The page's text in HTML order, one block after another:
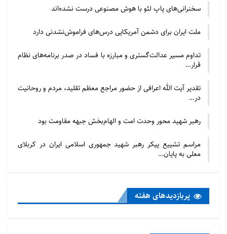
سخنرانی‌های پاپ لئو با هوش مصنوعی درست نشده‌اند
ملت ایران برای دشمن آمریکایی درس‌های فراموش‌نشدنی دارد
تداوم مسیر عدالت‌گستری و مبارزه با فساد در صدر برنامه‌های نظام
قرار…
تقدیر آیت الله اعرافی از حضور مراجع معظم تقلید، مردم و روحانیت
در…
رهبر شهید محور وحدت امت و الهام‌بخش جبهه مقاومت بود
مراسم تشییع پیکر رهبر شهید جمهوری اسلامی ایران در کربلای
معلی به پایان…
پربازدید‌های هفته